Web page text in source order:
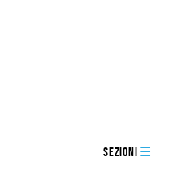
Sezioni